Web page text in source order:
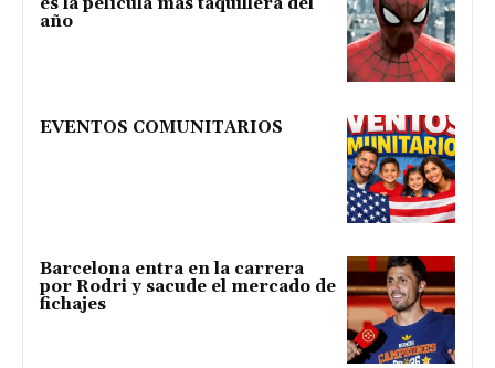
año
EVENTOS COMUNITARIOS
Barcelona entra en la carrera
por Rodri y sacude el mercado de
fichajes